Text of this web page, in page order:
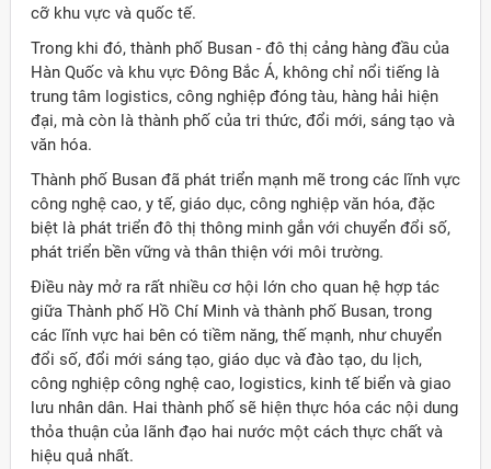
cỡ khu vực và quốc tế.
Trong khi đó, thành phố Busan - đô thị cảng hàng đầu của
Hàn Quốc và khu vực Đông Bắc Á, không chỉ nổi tiếng là
trung tâm logistics, công nghiệp đóng tàu, hàng hải hiện
đại, mà còn là thành phố của tri thức, đổi mới, sáng tạo và
văn hóa.
Thành phố Busan đã phát triển mạnh mẽ trong các lĩnh vực
công nghệ cao, y tế, giáo dục, công nghiệp văn hóa, đặc
biệt là phát triển đô thị thông minh gắn với chuyển đổi số,
phát triển bền vững và thân thiện với môi trường.
Điều này mở ra rất nhiều cơ hội lớn cho quan hệ hợp tác
giữa Thành phố Hồ Chí Minh và thành phố Busan, trong
các lĩnh vực hai bên có tiềm năng, thế mạnh, như chuyển
đổi số, đổi mới sáng tạo, giáo dục và đào tạo, du lịch,
công nghiệp công nghệ cao, logistics, kinh tế biển và giao
lưu nhân dân. Hai thành phố sẽ hiện thực hóa các nội dung
thỏa thuận của lãnh đạo hai nước một cách thực chất và
hiệu quả nhất.